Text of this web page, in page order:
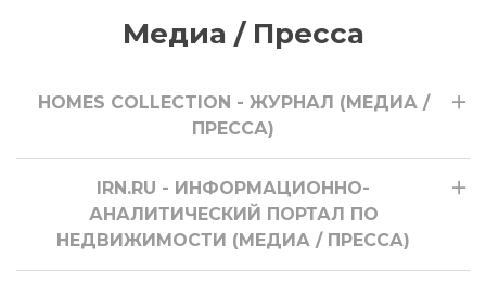
Медиа / Пресса
HOMES COLLECTION - ЖУРНАЛ (МЕДИА /
ПРЕССА)
IRN.RU - ИНФОРМАЦИОННО-
АНАЛИТИЧЕСКИЙ ПОРТАЛ ПО
НЕДВИЖИМОСТИ (МЕДИА / ПРЕССА)